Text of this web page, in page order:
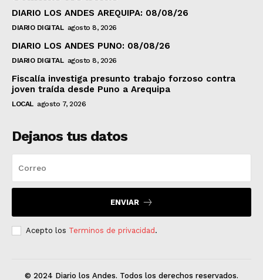
DIARIO LOS ANDES AREQUIPA: 08/08/26
DIARIO DIGITAL agosto 8, 2026
DIARIO LOS ANDES PUNO: 08/08/26
DIARIO DIGITAL agosto 8, 2026
Fiscalía investiga presunto trabajo forzoso contra
joven traída desde Puno a Arequipa
LOCAL agosto 7, 2026
Dejanos tus datos
ENVIAR
Acepto los Terminos de privacidad.
© 2024 Diario los Andes. Todos los derechos reservados.